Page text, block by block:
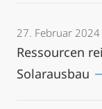
27. Februar 2024
Ressourcen
Solarausbau